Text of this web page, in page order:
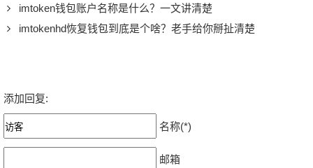
imtoken钱包账户名称是什么？一文讲清楚
imtokenhd恢复钱包到底是个啥？老手给你掰扯清楚
添加回复:
名称(*)
邮箱